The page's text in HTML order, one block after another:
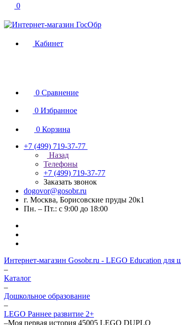
0
Кабинет
0 Сравнение
0 Избранное
0 Корзина
+7 (499) 719-37-77
Назад
Телефоны
+7 (499) 719-37-77
Заказать звонок
dogovor@gosobr.ru
г. Москва, Борисовские пруды 20к1
Пн. – Пт.: с 9:00 до 18:00
Интернет-магазин Gosobr.ru - LEGO Education для
–
Каталог
–
Дошкольное образование
–
LEGO Раннее развитие 2+
–Моя первая история 45005 LEGO DUPLO